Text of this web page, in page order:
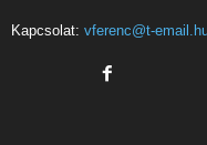
Kapcsolat: vferenc@t-